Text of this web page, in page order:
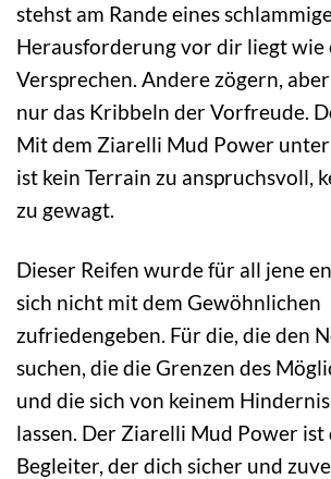
stehst am Rande eines
Herausforderung vor dir liegt wie
Versprechen. Andere zögern,
nur das Kribbeln der Vorfreude.
Mit dem Ziarelli Mud Power
ist kein Terrain zu anspruchsvoll,
zu gewagt.
Dieser Reifen wurde für all jene
sich nicht mit dem Gewöhnlichen
zufriedengeben. Für die, die den
suchen, die die Grenzen des
und die sich von keinem
lassen. Der Ziarelli Mud Power
Begleiter, der dich sicher und